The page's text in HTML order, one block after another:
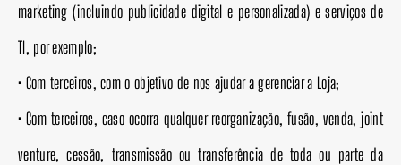
marketing (incluindo publicidade digital e personalizada) e serviços de
TI, por exemplo;
• Com terceiros, com o objetivo de nos ajudar a gerenciar a Loja;
• Com terceiros, caso ocorra qualquer reorganização, fusão, venda, joint
venture, cessão, transmissão ou transferência de toda ou parte da